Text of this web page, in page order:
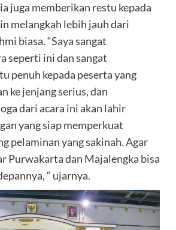
juga memberikan restu kepada
melangkah lebih jauh dari
biasa. “Saya sangat
seperti ini dan sangat
penuh kepada peserta yang
ke jenjang serius, dan
dari acara ini akan lahir
yang siap memperkuat
pelaminan yang sakinah. Agar
Purwakarta dan Majalengka bisa
“ ujarnya.